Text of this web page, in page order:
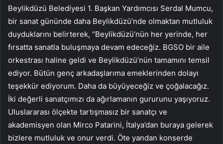
Beylikdüzü Belediyesi 1. Başkan Yardımcısı Serdal Mumcu,
bir sanat gününde daha Beylikdüzü’nde olmaktan mutluluk
duyduklarını belirterek, “Beylikdüzü’nün her yerinde, her
fırsatta sanatla buluşmaya devam edeceğiz. BGSO bir aile
orkestrası haline geldi ve Beylikdüzü’nün tamamını temsil
ediyor. Bütün genç arkadaşlarıma emeklerinden dolayı
teşekkür ediyorum. Daha da büyüyeceğiz ve çoğalacağız.
İki değerli sanatçımızı da ağırlamanın gururunu yaşıyoruz.
Uluslararası ölçekte tartışmasız bir sanatçı ve
akademisyen olan Mirco Patarini, İtalya’dan buraya gelerek
bizlere mutluluk ve onur verdi. Öte yandan konserde